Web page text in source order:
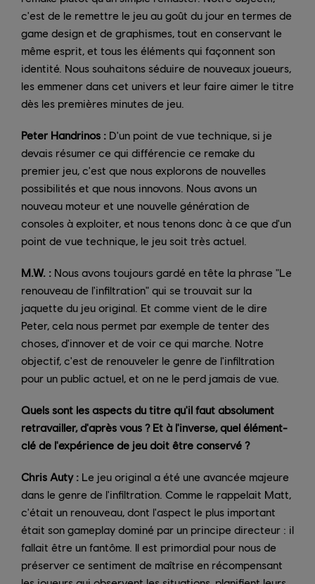
c'est de le remettre le jeu au goût du jour en termes de
game design et de graphismes, tout en conservant le
même esprit, et tous les éléments qui façonnent son
identité. Nous souhaitons séduire de nouveaux joueurs,
les emmener dans cet univers et leur faire aimer le titre
dès les premières minutes de jeu.
Peter Handrinos : D'un point de vue technique, si je
devais résumer ce qui différencie ce remake du
premier jeu, c'est que nous explorons de nouvelles
possibilités et que nous innovons. Nous avons un
nouveau moteur et une nouvelle génération de
consoles à exploiter, et nous tenons donc à ce que d'un
point de vue technique, le jeu soit très actuel.
M.W. : Nous avons toujours gardé en tête la phrase "Le
renouveau de l'infiltration" qui se trouvait sur la
jaquette du jeu original. Et comme vient de le dire
Peter, cela nous permet par exemple de tenter des
choses, d'innover et de voir ce qui marche. Notre
objectif, c'est de renouveler le genre de l'infiltration
pour un public actuel, et on ne le perd jamais de vue.
Quels sont les aspects du titre qu'il faut absolument
retravailler, d'après vous ? Et à l'inverse, quel élément-
clé de l'expérience de jeu doit être conservé ?
Chris Auty : Le jeu original a été une avancée majeure
dans le genre de l'infiltration. Comme le rappelait Matt,
c'était un renouveau, dont l'aspect le plus important
était son gameplay dominé par un principe directeur : il
fallait être un fantôme. Il est primordial pour nous de
préserver ce sentiment de maîtrise en récompensant